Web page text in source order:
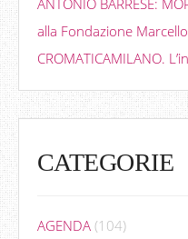
ANTONIO BARRESE:
alla Fondazione
CROMATICAMILANO.
CATEGORIE
AGENDA (104)